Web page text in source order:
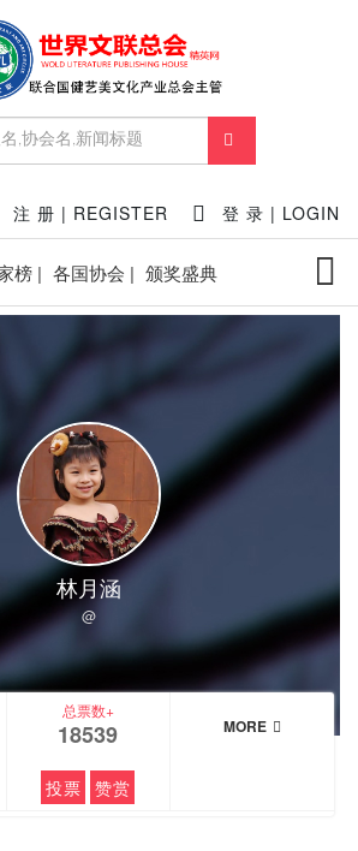
注 册 | REGISTER 登 录 | LOGIN
榜 | 各国协会 | 颁奖盛典
林月涵
@
总票数+
18539
投票 赞赏
MORE